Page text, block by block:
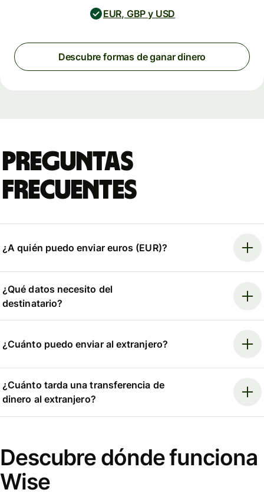
EUR, GBP y USD
Descubre formas de ganar dinero
Preguntas
frecuentes
¿A quién puedo enviar euros (EUR)?
¿Qué datos necesito del
destinatario?
¿Cuánto puedo enviar al extranjero?
¿Cuánto tarda una transferencia de
dinero al extranjero?
Descubre dónde funciona
Wise